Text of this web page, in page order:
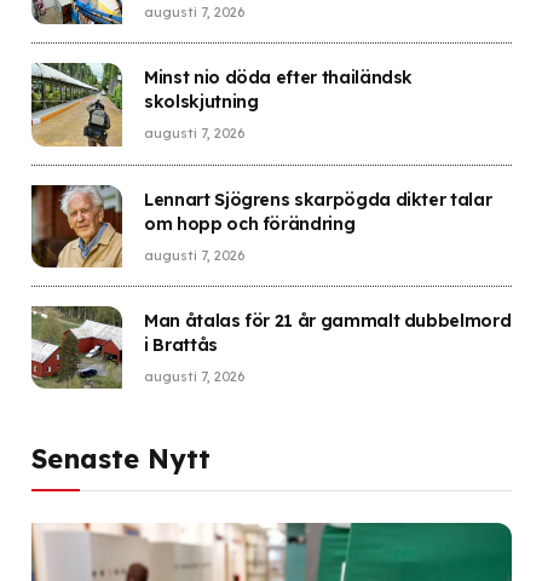
augusti 7, 2026
Minst nio döda efter thailändsk
skolskjutning
augusti 7, 2026
Lennart Sjögrens skarpögda dikter talar
om hopp och förändring
augusti 7, 2026
Man åtalas för 21 år gammalt dubbelmord
i Brattås
augusti 7, 2026
Senaste Nytt